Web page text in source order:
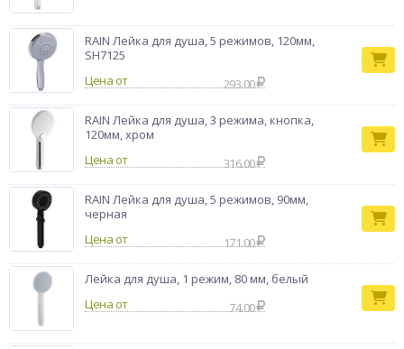
RAIN Лейка для душа, 5 режимов, 120мм,
SH7125
Цена от
293.00
RAIN Лейка для душа, 3 режима, кнопка,
120мм, хром
Цена от
316.00
RAIN Лейка для душа, 5 режимов, 90мм,
черная
Цена от
171.00
Лейка для душа, 1 режим, 80 мм, белый
Цена от
74.00